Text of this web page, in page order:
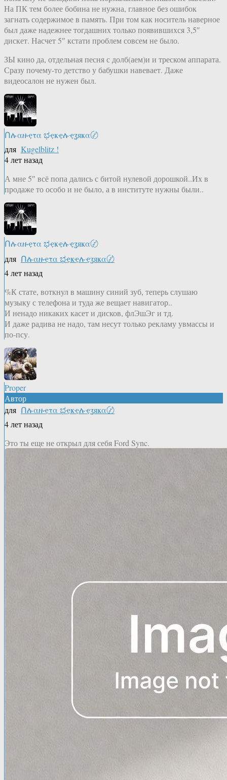
На ПК тем более бобина не нужна, главное без ошибок
загнать содержимое в память. При том как носитель наверное
был даже надежнее тогдашних только появившихся 3,5″
дискет. Насчет 5″ кстати проблем совсем не было.
ЗЫ кино да, отдельная песня с долб(аем)и и треском аппарата.
Сразу почему-то детство у бабушки навевает. Даже
видеосалон не нужен был.
Ոሉαዙҿτα ಭҿҝҿሉҿʓяҝα〄
для Kugelblitz !
4 лет назад
А мне 5″ всё попа дались с битой нулевой дорошкой..Их в
продаже то особо и не было, а в институте нужны были..
Ոሉαዙҿτα ಭҿҝҿሉҿʓяҝα〄
для Ոሉαዙҿτα ಭҿҝҿሉҿʓяҝα〄
4 лет назад
%К стате, воткнул в машину синий зуб, теперь слушаю
музыку с телефона и туда же вещает навигатор..
И ненадо никаких касет и дисков, флЭшЭг и тд.
И даже радива не надо, там несут только рекламу увмассы и
по-псу.
Proper
Автор
для Ոሉαዙҿτα ಭҿҝҿሉҿʓяҝα〄
4 лет назад
Это ты еще не открыл для себя Ford Sync.